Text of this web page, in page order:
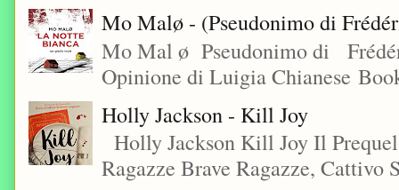
Mo Malø - (Pseudonimo di
Mo Mal ø Pseudonimo di
Opinione di Luigia Chianese
Holly Jackson - Kill Joy
Holly Jackson Kill Joy Il
Ragazze Brave Ragazze, Cattivo